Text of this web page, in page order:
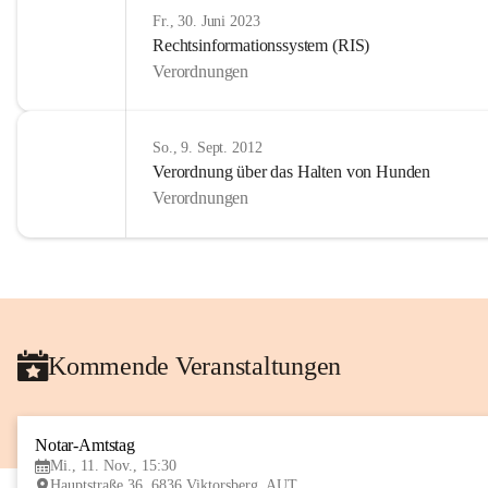
Fr., 30. Juni 2023
Rechtsinformationssystem (RIS)
Verordnungen
So., 9. Sept. 2012
Verordnung über das Halten von Hunden
Verordnungen
Kommende Veranstaltungen
Notar-Amtstag
Mi., 11. Nov., 15:30